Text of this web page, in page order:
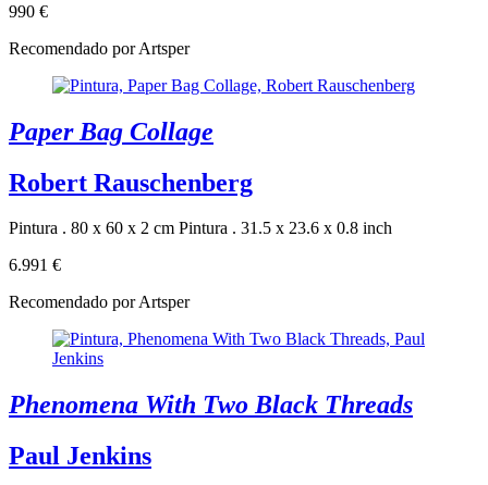
990 €
Recomendado por Artsper
Paper Bag Collage
Robert Rauschenberg
Pintura . 80 x 60 x 2 cm Pintura . 31.5 x 23.6 x 0.8 inch
6.991 €
Recomendado por Artsper
Phenomena With Two Black Threads
Paul Jenkins